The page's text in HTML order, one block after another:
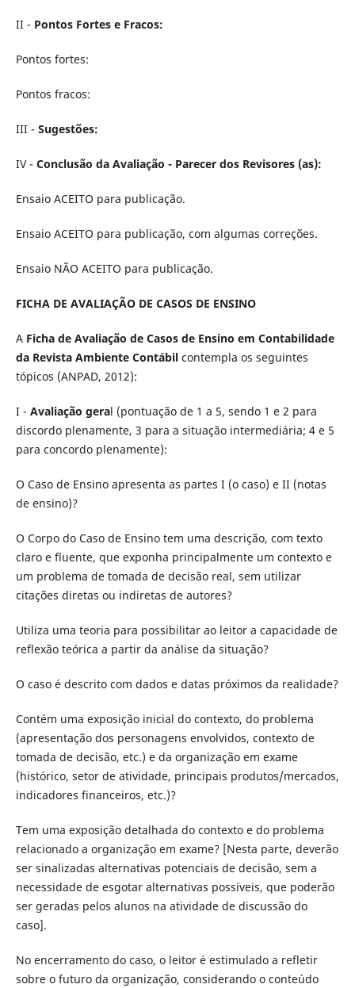
II - Pontos Fortes e Fracos:
Pontos fortes:
Pontos fracos:
III - Sugestões:
IV - Conclusão da Avaliação - Parecer dos Revisores (as):
Ensaio ACEITO para publicação.
Ensaio ACEITO para publicação, com algumas correções.
Ensaio NÃO ACEITO para publicação.
FICHA DE AVALIAÇÃO DE CASOS DE ENSINO
A Ficha de Avaliação de Casos de Ensino em Contabilidade
da Revista Ambiente Contábilcontempla os seguintes
tópicos (ANPAD, 2012):
I - Avaliação geral (pontuação de 1 a 5, sendo 1 e 2 para
discordo plenamente, 3 para a situação intermediária; 4 e 5
para concordo plenamente):
O Caso de Ensino apresenta as partes I (o caso) e II (notas
de ensino)?
O Corpo do Caso de Ensino tem uma descrição, com texto
claro e fluente, que exponha principalmente um contexto e
um problema de tomada de decisão real, sem utilizar
citações diretas ou indiretas de autores?
Utiliza uma teoria para possibilitar ao leitor a capacidade de
reflexão teórica a partir da análise da situação?
O caso é descrito com dados e datas próximos da realidade?
Contém uma exposição inicial do contexto, do problema
(apresentação dos personagens envolvidos, contexto de
tomada de decisão, etc.) e da organização em exame
(histórico, setor de atividade, principais produtos/mercados,
indicadores financeiros, etc.)?
Tem uma exposição detalhada do contexto e do problema
relacionado a organização em exame? [Nesta parte, deverão
ser sinalizadas alternativas potenciais de decisão, sem a
necessidade de esgotar alternativas possíveis, que poderão
ser geradas pelos alunos na atividade de discussão do
caso].
No encerramento do caso, o leitor é estimulado a refletir
sobre o futuro da organização, considerando o conteúdo